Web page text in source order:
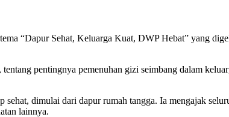
“Dapur Sehat, Keluarga Kuat, DWP Hebat” yang
pentingnya pemenuhan gizi seimbang dalam
dimulai dari dapur rumah tangga. Ia mengajak
lainnya.